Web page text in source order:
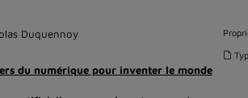
Duquennoy
du numérique pour inventer le monde